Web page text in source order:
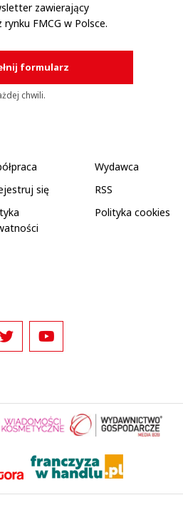
zawierający
FMCG w Polsce.
formularz
chwili.
Wydawca
się
RSS
Polityka cookies